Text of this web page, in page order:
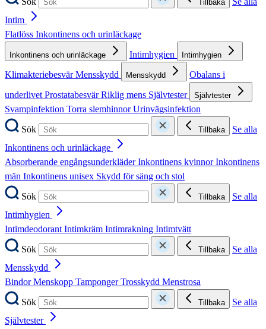
Tillbaka
Intim
Flatlöss Inkontinens och urinläckage
Inkontinens och urinläckage Intimhygien Intimhygien
KlimakteriebesvärMensskydd Mensskydd
Obalans i
underlivetProstatabesvärRiklig mens Självtester Självtester
Svampinfektion Torra slemhinnorUrinvägsinfektion
Sök
Tillbaka
Se alla
Inkontinens och urinläckage
Absorberande engångsunderkläderInkontinens kvinnorInkontinens
män Inkontinens unisex Skydd för säng och stol
Sök
Tillbaka
Se alla
Intimhygien
IntimdeodorantIntimkräm Intimrakning Intimtvätt
Sök
Tillbaka
Se alla
Mensskydd
BindorMenskopp TampongerTrosskydd Menstrosa
Sök
Tillbaka
Se alla
Självtester